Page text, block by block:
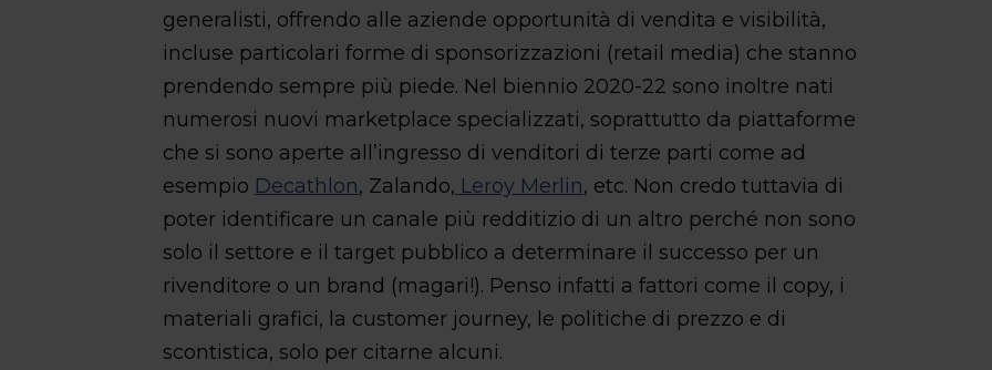
generalisti, offrendo alle aziende opportunità di vendita e visibilità,
incluse particolari forme di sponsorizzazioni (retail media) che stanno
prendendo sempre più piede. Nel biennio 2020-22 sono inoltre nati
numerosi nuovi marketplace specializzati, soprattutto da piattaforme
che si sono aperte all’ingresso di venditori di terze parti come ad
esempio Decathlon, Zalando, Leroy Merlin, etc. Non credo tuttavia di
poter identificare un canale più redditizio di un altro perché non sono
solo il settore e il target pubblico a determinare il successo per un
rivenditore o un brand (magari!). Penso infatti a fattori come il copy, i
materiali grafici, la customer journey, le politiche di prezzo e di
scontistica, solo per citarne alcuni.